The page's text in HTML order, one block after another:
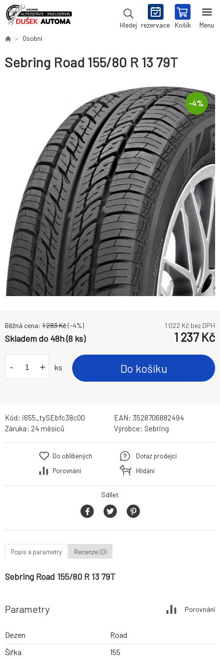
Hledej rezervace Košík Menu
Osobní
Sebring Road 155/80 R 13 79T
-4%
Běžná cena: 1 283Kč(-4%) 1 022 Kč bez DPH
Skladem do 48h (8 ks) 1 237Kč
- + ks Do košíku
Kód: i655_tySEbfc38c00 EAN: 3528706882494
Záruka: 24 měsíců Výrobce: Sebring
Do oblíbených
Porovnání
Dotaz prodejci
Hlídání
Sdílet
Popis a parametry Recenze (0)
Sebring Road 155/80 R 13 79T
Parametry Porovnání
Dezen
Road
Šířka
155